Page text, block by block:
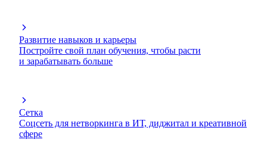
Развитие навыков и карьеры
Постройте свой план обучения, чтобы расти
и зарабатывать больше
Сетка
Соцсеть для нетворкинга в ИТ, диджитал и креативной
сфере